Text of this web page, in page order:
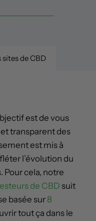
de CBD
est de vous
transparent des
est mis à
l’évolution du
Pour cela, notre
de CBD suit
basée sur 8
tout ça dans le